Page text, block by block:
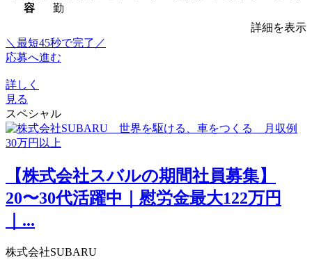
容
勤
詳細を表示
＼最短45秒で完了／
応募へ進む
詳しく
見る
スペシャル
【株式会社スバルの期間社員募集】
20〜30代活躍中｜慰労金最大122万円
｜...
株式会社SUBARU